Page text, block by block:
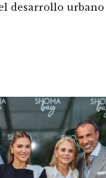
desarrollo urbano